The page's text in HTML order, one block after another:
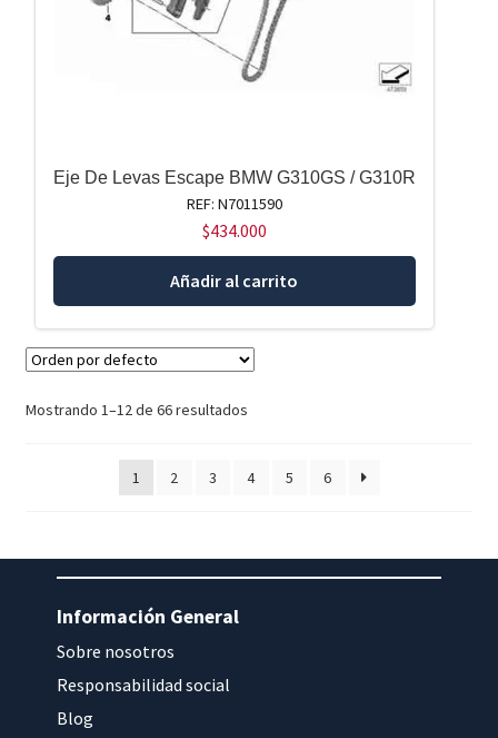
Eje De Levas Escape BMW G310GS / G310R
REF: N7011590
$434.000
Añadir al carrito
Mostrando 1–12 de 66 resultados
1 2 3 4 5 6
Información General
Sobre nosotros
Responsabilidad social
Blog